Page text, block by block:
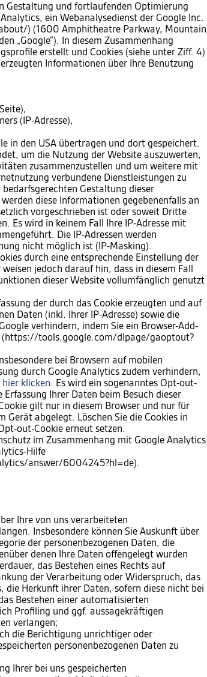
Gestaltung und fortlaufenden Optimierung
ein Webanalysedienst der Google Inc.
) (1600 Amphitheatre Parkway, Mountain
„Google“). In diesem Zusammenhang
erstellt und Cookies (siehe unter Ziff. 4)
Informationen über Ihre Benutzung
(IP-Adresse),
in den USA übertragen und dort gespeichert.
um die Nutzung der Website auszuwerten,
zusammenzustellen und um weitere mit
verbundene Dienstleistungen zu
Gestaltung dieser
diese Informationen gegebenenfalls an
vorgeschrieben ist oder soweit Dritte
Es wird in keinem Fall Ihre IP-Adresse mit
Die IP-Adressen werden
nicht möglich ist (IP-Masking).
durch eine entsprechende Einstellung der
jedoch darauf hin, dass in diesem Fall
dieser Website vollumfänglich genutzt
der durch das Cookie erzeugten und auf
Daten (inkl. Ihrer IP-Adresse) sowie die
verhindern, indem Sie ein Browser-Add-
(https://tools.google.com/dlpage/gaoptout?
bei Browsern auf mobilen
durch Google Analytics zudem verhindern,
hier klicken. Es wird ein sogenanntes Opt-out-
Ihrer Daten beim Besuch dieser
gilt nur in diesem Browser und nur für
Gerät abgelegt. Löschen Sie die Cookies in
out-Cookie erneut setzen.
im Zusammenhang mit Google Analytics
Hilfe
answer/6004245?hl=de).
Ihre von uns verarbeiteten
Insbesondere können Sie Auskunft über
der personenbezogenen Daten, die
denen Ihre Daten offengelegt wurden
das Bestehen eines Rechts auf
der Verarbeitung oder Widerspruch, das
die Herkunft ihrer Daten, sofern diese nicht bei
Bestehen einer automatisierten
Profiling und ggf. aussagekräftigen
verlangen;
die Berichtigung unrichtiger oder
personenbezogenen Daten zu
Ihrer bei uns gespeicherten